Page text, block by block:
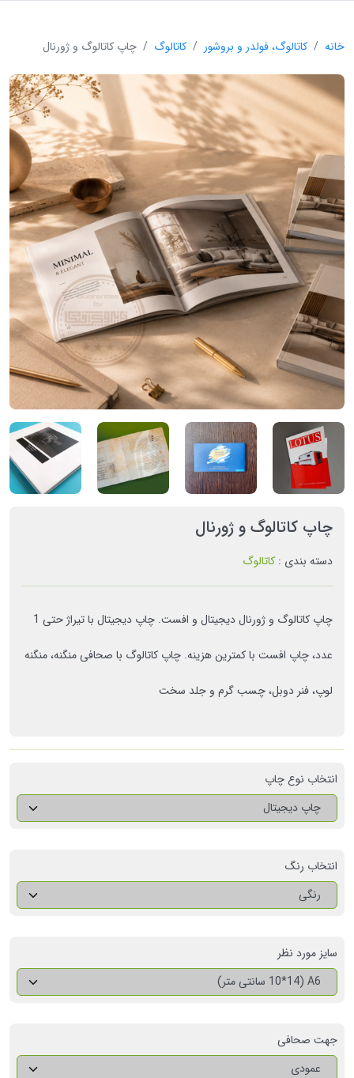
خانه کاتالوگ، فولدر و بروشور کاتالوگ چاپ کاتالوگ و ژورنال
چاپ کاتالوگ و ژورنال
دسته بندی : کاتالوگ
چاپ کاتالوگ و ژورنال دیجیتال و افست. چاپ دیجیتال با تیراژ حتی 1
عدد، چاپ افست با کمترین هزینه. چاپ کاتالوگ با صحافی منگنه، منگنه
لوپ، فنر دوبل، چسب گرم و جلد سخت
انتخاب نوع چاپ
چاپ دیجیتال
انتخاب رنگ
رنگی
سایز مورد نظر
A6 (10*14 سانتی متر)
جهت صحافی
عمودی